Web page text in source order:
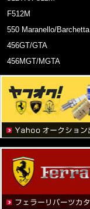
F512M
550 Maranello/Barchetta
456GT/GTA
456MGT/MGTA